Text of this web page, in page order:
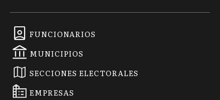
FUNCIONARIOS
MUNICIPIOS
SECCIONES ELECTORALES
EMPRESAS